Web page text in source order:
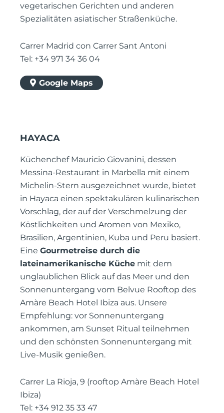
vegetarischen Gerichten und anderen
Spezialitäten asiatischer Straßenküche.
Carrer Madrid con Carrer Sant Antoni
Tel: +34 971 34 36 04
Google Maps
HAYACA
Küchenchef Mauricio Giovanini, dessen
Messina-Restaurant in Marbella mit einem
Michelin-Stern ausgezeichnet wurde, bietet
in Hayaca einen spektakulären kulinarischen
Vorschlag, der auf der Verschmelzung der
Köstlichkeiten und Aromen von Mexiko,
Brasilien, Argentinien, Kuba und Peru basiert.
Eine Gourmetreise durch die
lateinamerikanische Küche mit dem
unglaublichen Blick auf das Meer und den
Sonnenuntergang vom Belvue Rooftop des
Amàre Beach Hotel Ibiza aus. Unsere
Empfehlung: vor Sonnenuntergang
ankommen, am Sunset Ritual teilnehmen
und den schönsten Sonnenuntergang mit
Live-Musik genießen.
Carrer La Rioja, 9 (rooftop Amàre Beach Hotel
Ibiza)
Tel: +34 912 35 33 47